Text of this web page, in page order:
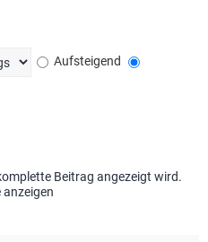
Aufsteigend
Beitrag angezeigt wird.
anzeigen